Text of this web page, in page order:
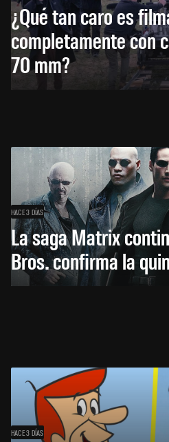
¿Qué tan caro es
completamente con
70 mm?
HACE 3 DÍAS
La saga Matrix
Bros. confirma la
HACE 3 DÍAS